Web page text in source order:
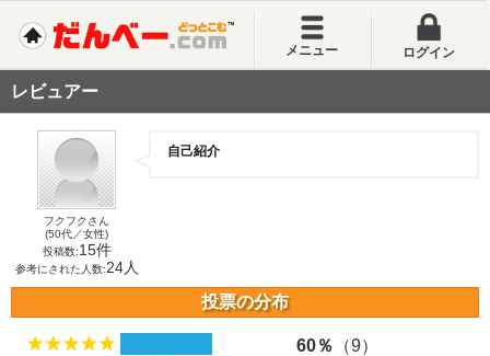
メニュー ログイン
レビュアー
フクフクさん
(50代／女性)
投稿数:15件
参考にされた人数:24人
自己紹介
投票の分布
60％
（9）